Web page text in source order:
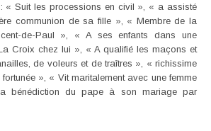
« Suit les processions en civil », « a assisté
communion de sa fille », « Membre de la
de-Paul », « A ses enfants dans une
Croix chez lui », « A qualifié les maçons et
de voleurs et de traîtres », « richissime
», « Vit maritalement avec une femme
bénédiction du pape à son mariage par